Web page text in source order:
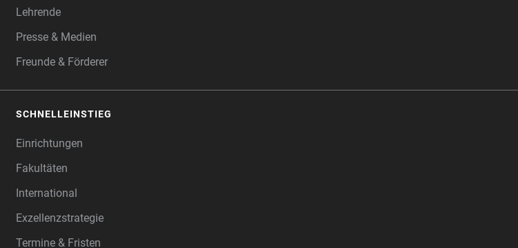
Lehrende
Presse & Medien
Freunde & Förderer
SCHNELLEINSTIEG
Einrichtungen
Fakultäten
International
Exzellenzstrategie
Termine & Fristen